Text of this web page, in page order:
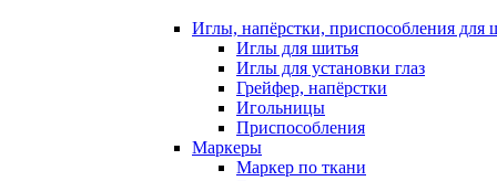
Иглы, напёрстки, приспособления для
Иглы для шитья
Иглы для установки глаз
Грейфер, напёрстки
Игольницы
Приспособления
Маркеры
Маркер по ткани